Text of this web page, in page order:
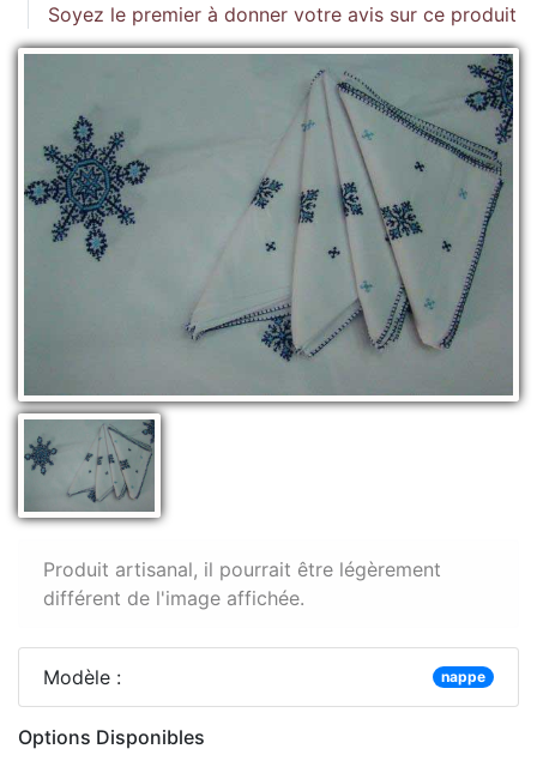
Soyez le premier à donner votre avis sur ce produit
Produit artisanal, il pourrait être légèrement
différent de l'image affichée.
Modèle : nappe
Options Disponibles